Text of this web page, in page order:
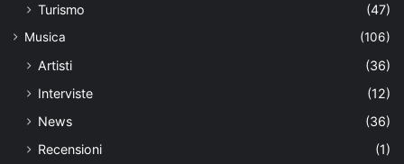
Turismo
(47)
Musica (106)
Artisti
(36)
Interviste
(12)
News
(36)
Recensioni
(1)